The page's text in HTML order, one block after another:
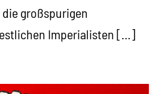
großspurigen
Imperialisten […]